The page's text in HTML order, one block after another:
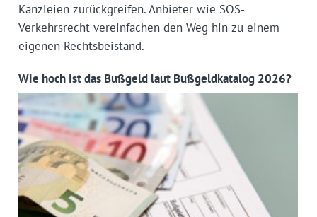
Kanzleien zurückgreifen. Anbieter wie SOS-
Verkehrsrecht vereinfachen den Weg hin zu einem
eigenen Rechtsbeistand.
Wie hoch ist das Bußgeld laut Bußgeldkatalog 2026?